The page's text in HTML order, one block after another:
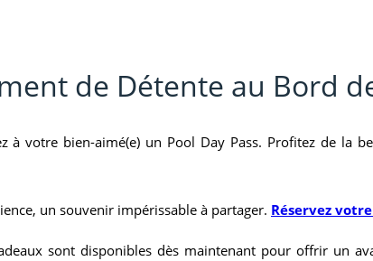
de Détente au Bord
votre bien-aimé(e) un Pool Day Pass. Profitez de la
un souvenir impérissable à partager. Réservez
sont disponibles dès maintenant pour offrir un